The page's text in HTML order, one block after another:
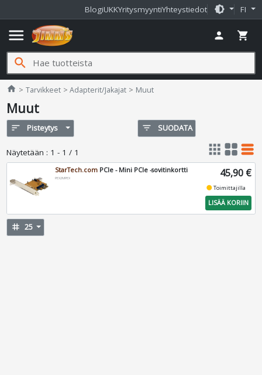
BlogiUKKYritysmyyntiYhteystiedot brightness_medium FI
menu person shopping_cart
search
home Jimms.fi
Tarvikkeet Adapterit/Jakajat Muut
Muut
sort Pisteytys filter_list SUODATA
Näytetään : 1 - 1 / 1 apps grid_view table_rows
StarTech.com PCIe - Mini PCIe -sovitinkortti
PEX2MPEX 45,90 €
fiber_manual_recordToimittajilla
LISÄÄ KORIIN
tag 25